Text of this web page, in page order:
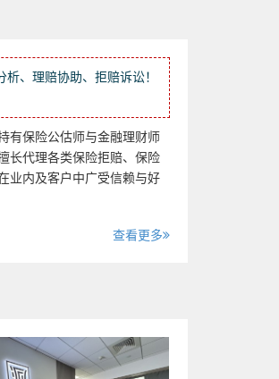
、理赔协助、拒赔诉讼！
有保险公估师与金融理财师
长代理各类保险拒赔、保险
业内及客户中广受信赖与好
查看更多